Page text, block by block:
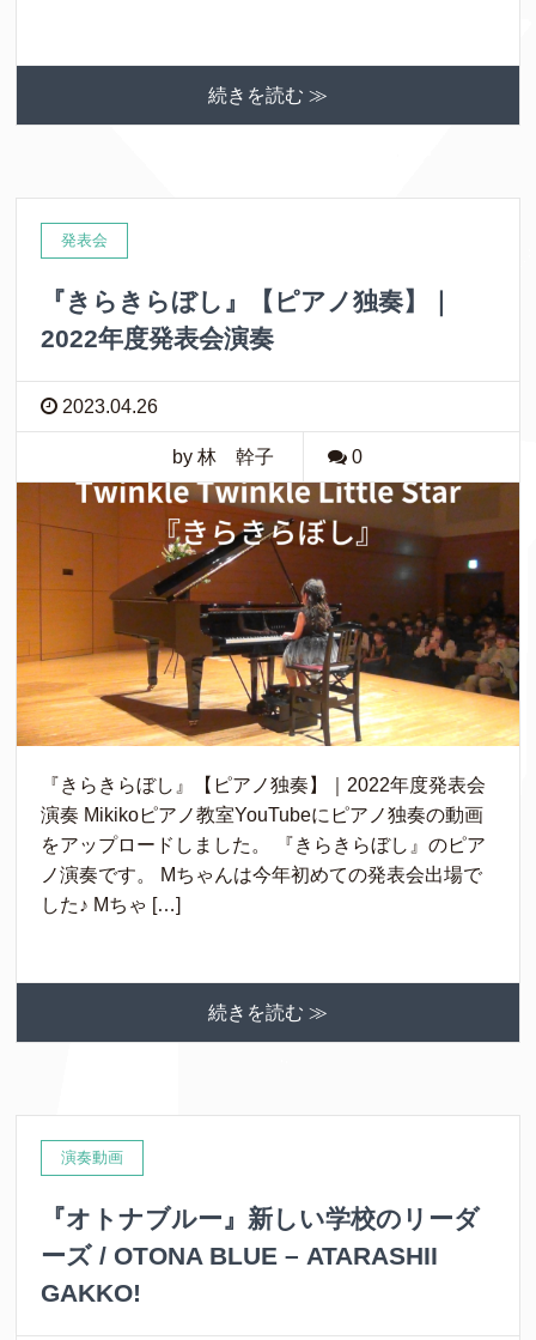
続きを読む ≫
発表会
『きらきらぼし』【ピアノ独奏】｜
2022年度発表会演奏
2023.04.26
by 林 幹子 0
『きらきらぼし』【ピアノ独奏】｜2022年度発表会
演奏 Mikikoピアノ教室YouTubeにピアノ独奏の動画
をアップロードしました。 『きらきらぼし』のピア
ノ演奏です。 Mちゃんは今年初めての発表会出場で
した♪ Mちゃ […]
続きを読む ≫
演奏動画
『オトナブルー』新しい学校のリーダ
ーズ / OTONA BLUE – ATARASHII
GAKKO!